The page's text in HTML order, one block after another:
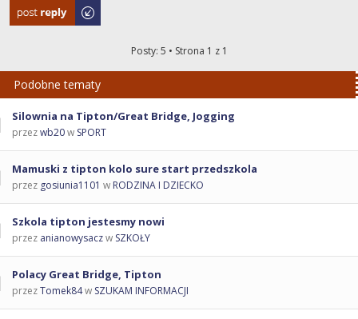
Odpowiedz
Posty: 5 • Strona 1 z 1
Podobne tematy
Silownia na Tipton/Great Bridge, Jogging
przezwb20w SPORT
Mamuski z tipton kolo sure start przedszkola
przez gosiunia1101 w RODZINA I DZIECKO
Szkola tipton jestesmy nowi
przez anianowysaczw SZKOŁY
Polacy Great Bridge, Tipton
przezTomek84w SZUKAM INFORMACJI